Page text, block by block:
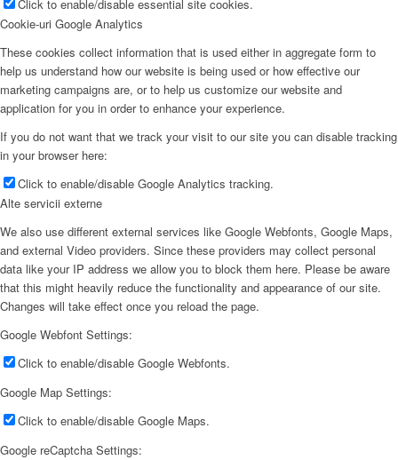
Click to enable/disable essential site cookies.
Cookie-uri Google Analytics
These cookies collect information that is used either in aggregate form to
help us understand how our website is being used or how effective our
marketing campaigns are, or to help us customize our website and
application for you in order to enhance your experience.
If you do not want that we track your visit to our site you can disable tracking
in your browser here:
Click to enable/disable Google Analytics tracking.
Alte servicii externe
We also use different external services like Google Webfonts, Google Maps,
and external Video providers. Since these providers may collect personal
data like your IP address we allow you to block them here. Please be aware
that this might heavily reduce the functionality and appearance of our site.
Changes will take effect once you reload the page.
Google Webfont Settings:
Click to enable/disable Google Webfonts.
Google Map Settings:
Click to enable/disable Google Maps.
Google reCaptcha Settings: